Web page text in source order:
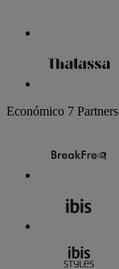
Económico 7 Partners